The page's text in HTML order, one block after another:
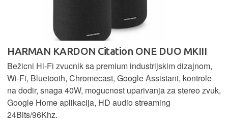
HARMAN KARDON Citation ONE DUO MKIII
Bežicni Hi-Fi zvucnik sa premium industrijskim dizajnom,
Wi-Fi, Bluetooth, Chromecast, Google Assistant, kontrole
na dodir, snaga 40W, mogucnost uparivanja za stereo zvuk,
Google Home aplikacija, HD audio streaming
24Bits/96Khz.